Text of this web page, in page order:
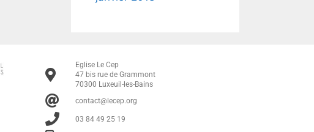
Eglise Le Cep
47 bis rue de Grammont
70300 Luxeuil-les-Bains
contact@lecep.org
03 84 49 25 19